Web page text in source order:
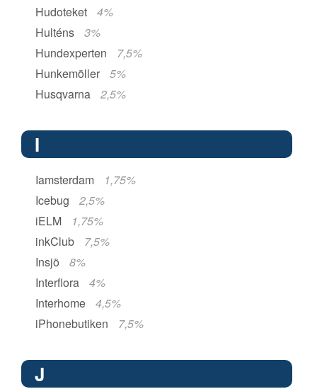
Hudoteket
4%
Hulténs
3%
Hundexperten
7,5%
Hunkemöller
5%
Husqvarna
2,5%
I
Iamsterdam
1,75%
Icebug
2,5%
iELM
1,75%
inkClub
7,5%
Insjö
8%
Interflora
4%
Interhome
4,5%
iPhonebutiken
7,5%
J